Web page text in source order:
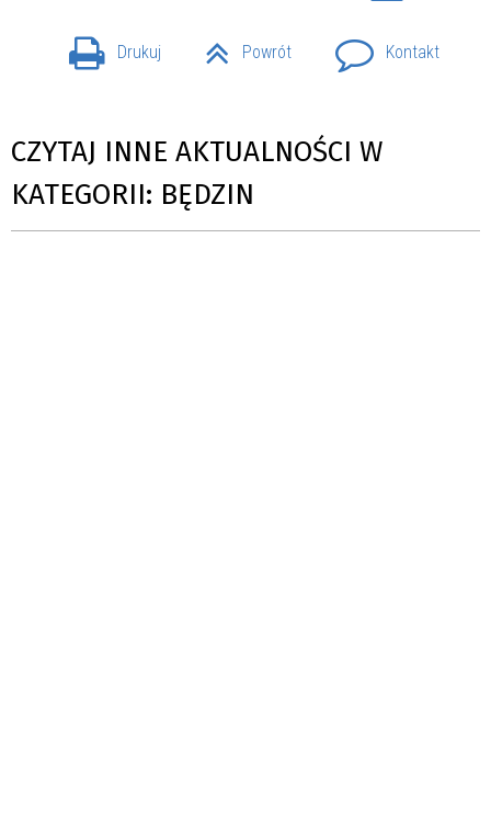
Drukuj Powrót Kontakt
CZYTAJ INNE AKTUALNOŚCI W
KATEGORII: BĘDZIN